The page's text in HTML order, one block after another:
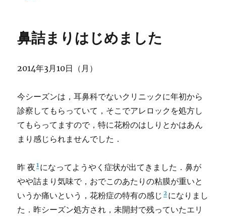
鼻詰まりはじめました
2014年3月10日（月）
今シーズンは，耳鼻科でないクリニックに年初から
診察してもらっていて，そこでアレロックを処方し
てもらってますので，特に花粉のはしりとかはあん
まり感じられませんでした．
昨 夜 1 になってようやく症状が出てきました．鼻が
やや詰まり気味で，おでこのあたりの粘膜が重いと
いうか痛いという，花粉症の特有の感じ 2 になりまし
た．昨シーズン処方され，未開封で残っていたエリ